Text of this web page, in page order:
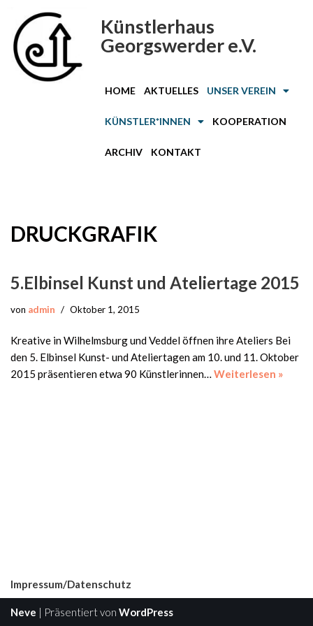
Zum
Inhalt
springen
Künstlerhaus
Georgswerder e.V.
HOME AKTUELLES UNSER VEREIN
KÜNSTLER*INNEN KOOPERATION
ARCHIV KONTAKT
DRUCKGRAFIK
5.Elbinsel Kunst und Ateliertage 2015
von admin Oktober 1, 2015
Kreative in Wilhelmsburg und Veddel öffnen ihre Ateliers Bei
den 5. Elbinsel Kunst- und Ateliertagen am 10. und 11. Oktober
2015 präsentieren etwa 90 Künstlerinnen… Weiterlesen »
Impressum/Datenschutz
Neve | Präsentiert von WordPress